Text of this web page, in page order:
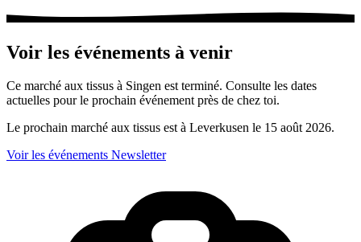
Voir les événements à venir
Ce marché aux tissus à Singen est terminé. Consulte les dates
actuelles pour le prochain événement près de chez toi.
Le prochain marché aux tissus est à Leverkusen le 15 août 2026.
Voir les événements Newsletter